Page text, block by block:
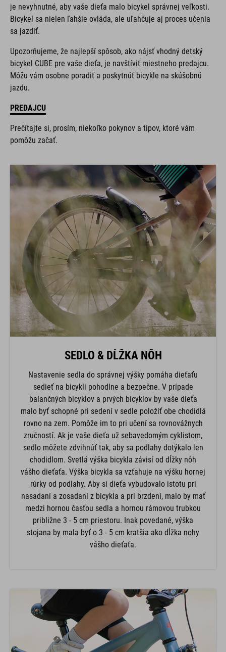
je nevyhnutné, aby vaše dieťa malo bicykel správnej veľkosti.
Bicykel sa nielen ľahšie ovláda, ale uľahčuje aj proces učenia
sa jazdiť.
Upozorňujeme, že najlepší spôsob, ako nájsť vhodný detský
bicykel CUBE pre vaše dieťa, je navštíviť miestneho predajcu.
Môžu vám osobne poradiť a poskytnúť bicykle na skúšobnú
jazdu.
PREDAJCU
Prečítajte si, prosím, niekoľko pokynov a tipov, ktoré vám
pomôžu začať.
SEDLO & DĹŽKA NÔH
Nastavenie sedla do správnej výšky pomáha dieťaťu
sedieť na bicykli pohodlne a bezpečne. V prípade
balančných bicyklov a prvých bicyklov by vaše dieťa
malo byť schopné pri sedení v sedle položiť obe chodidlá
rovno na zem. Pomôže im to pri učení sa rovnovážnych
zručností. Ak je vaše dieťa už sebavedomým cyklistom,
sedlo môžete zdvihnúť tak, aby sa podlahy dotýkalo len
chodidlom. Svetlá výška bicykla závisí od dĺžky nôh
vášho dieťaťa. Výška bicykla sa vzťahuje na výšku hornej
rúrky od podlahy. Aby si dieťa vybudovalo istotu pri
nasadaní a zosadaní z bicykla a pri brzdení, malo by mať
medzi hornou časťou sedla a hornou rámovou trubkou
približne 3 - 5 cm priestoru. Inak povedané, výška
stojana by mala byť o 3 - 5 cm kratšia ako dĺžka nohy
vášho dieťaťa.